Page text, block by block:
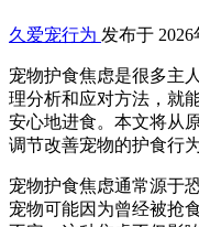
久爱宠行为 发布于 2026
宠物护食焦虑是很多主
理分析和应对方法，就
安心地进食。本文将从
调节改善宠物的护食行为
宠物护食焦虑通常源于
宠物可能因为曾经被抢